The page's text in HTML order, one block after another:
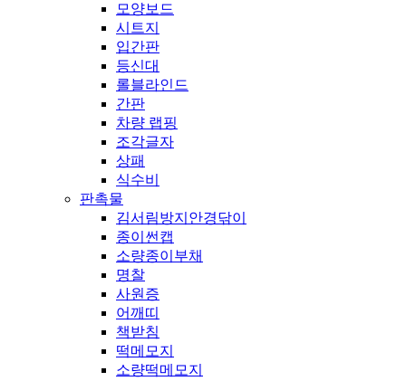
모양보드
시트지
입간판
등신대
롤블라인드
간판
차량 랩핑
조각글자
상패
식수비
판촉물
김서림방지안경닦이
종이썬캡
소량종이부채
명찰
사원증
어깨띠
책받침
떡메모지
소량떡메모지